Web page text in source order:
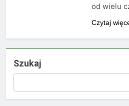
od wielu
Czytaj
Szukaj